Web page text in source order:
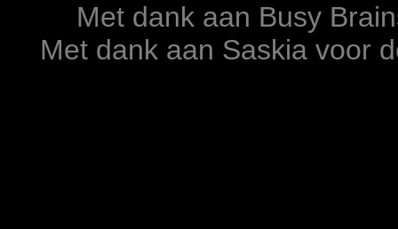
Met dank aan Busy
Met dank aan Saskia voor